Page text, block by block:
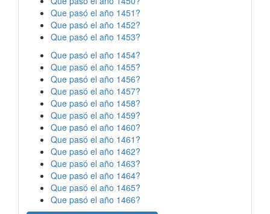
Que pasó el año 1451?
Que pasó el año 1452?
Que pasó el año 1453?
Que pasó el año 1454?
Que pasó el año 1455?
Que pasó el año 1456?
Que pasó el año 1457?
Que pasó el año 1458?
Que pasó el año 1459?
Que pasó el año 1460?
Que pasó el año 1461?
Que pasó el año 1462?
Que pasó el año 1463?
Que pasó el año 1464?
Que pasó el año 1465?
Que pasó el año 1466?